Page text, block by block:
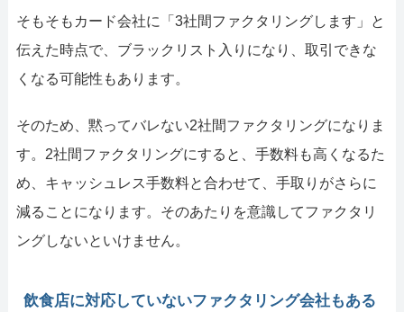
そもそもカード会社に「3社間ファクタリングします」と
伝えた時点で、ブラックリスト入りになり、取引できな
くなる可能性もあります。
そのため、黙ってバレない2社間ファクタリングになりま
す。2社間ファクタリングにすると、手数料も高くなるた
め、キャッシュレス手数料と合わせて、手取りがさらに
減ることになります。そのあたりを意識してファクタリ
ングしないといけません。
飲食店に対応していないファクタリング会社もある